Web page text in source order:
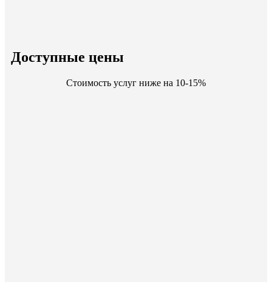
Доступные цены
Стоимость услуг ниже на 10-15%